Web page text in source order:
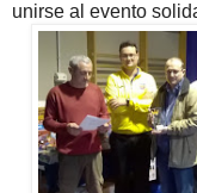
unirse al evento